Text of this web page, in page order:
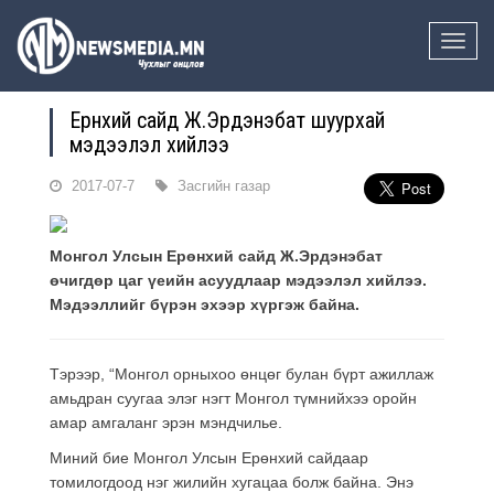
Toggle
Ерөнхий сайд Ж.Эрдэнэбат шуурхай
мэдээлэл хийлээ
2017-07-7 Засгийн газар
Монгол Улсын Ерөнхий сайд Ж.Эрдэнэбат
өчигдөр цаг үеийн асуудлаар мэдээлэл хийлээ.
Мэдээллийг бүрэн эхээр хүргэж байна.
Тэрээр, “Монгол орныхоо өнцөг булан бүрт ажиллаж
амьдран суугаа элэг нэгт Монгол түмнийхээ оройн
амар амгаланг эрэн мэндчилье.
Миний бие Монгол Улсын Ерөнхий сайдаар
томилогдоод нэг жилийн хугацаа болж байна. Энэ